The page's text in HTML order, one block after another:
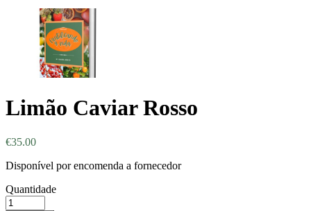
Limão Caviar Rosso
€35.00
Disponível por encomenda a fornecedor
Quantidade